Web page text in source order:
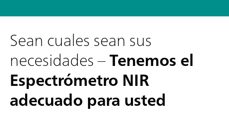
Sean cuales sean sus
necesidades –Tenemos el
Espectrómetro NIR
adecuado para usted